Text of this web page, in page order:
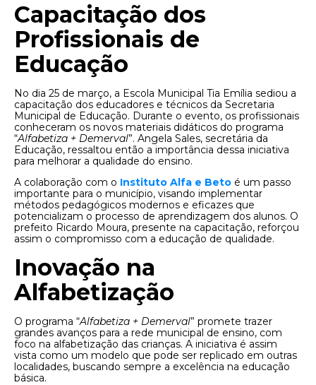
Capacitação dos
Profissionais de
Educação
No dia 25 de março, a Escola Municipal Tia Emília sediou a
capacitação dos educadores e técnicos da Secretaria
Municipal de Educação. Durante o evento, os profissionais
conheceram os novos materiais didáticos do programa
“Alfabetiza + Demerval”. Angela Sales, secretária da
Educação, ressaltou então a importância dessa iniciativa
para melhorar a qualidade do ensino.
A colaboração com o Instituto Alfa e Beto é um passo
importante para o município, visando implementar
métodos pedagógicos modernos e eficazes que
potencializam o processo de aprendizagem dos alunos. O
prefeito Ricardo Moura, presente na capacitação, reforçou
assim o compromisso com a educação de qualidade.
Inovação na
Alfabetização
O programa “Alfabetiza + Demerval” promete trazer
grandes avanços para a rede municipal de ensino, com
foco na alfabetização das crianças. A iniciativa é assim
vista como um modelo que pode ser replicado em outras
localidades, buscando sempre a excelência na educação
básica.